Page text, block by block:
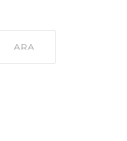
ARA